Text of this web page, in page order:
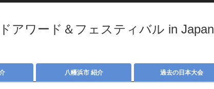
アワード＆フェスティバル in Japan
八幡浜市 紹介 過去の日本大会